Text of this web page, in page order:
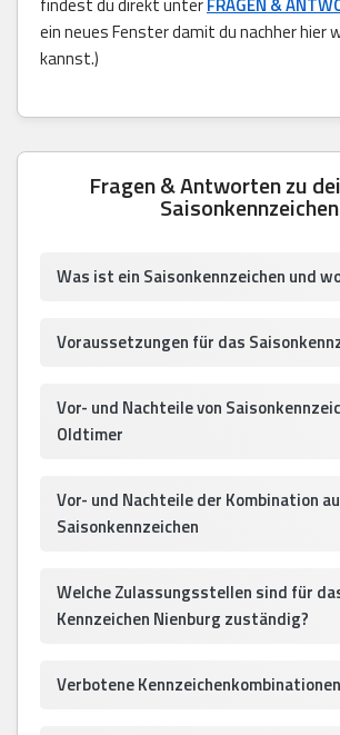
ein neues Fenster damit du nachher hier
kannst.)
Fragen & Antworten zu
Saisonkennzeichen
Was ist ein Saisonkennzeichen und
Voraussetzungen für das
Vor- und Nachteile von
Oldtimer
Vor- und Nachteile der Kombination
Saisonkennzeichen
Welche Zulassungsstellen sind für
Kennzeichen Nienburg zuständig?
Verbotene Kennzeichenkombinationen